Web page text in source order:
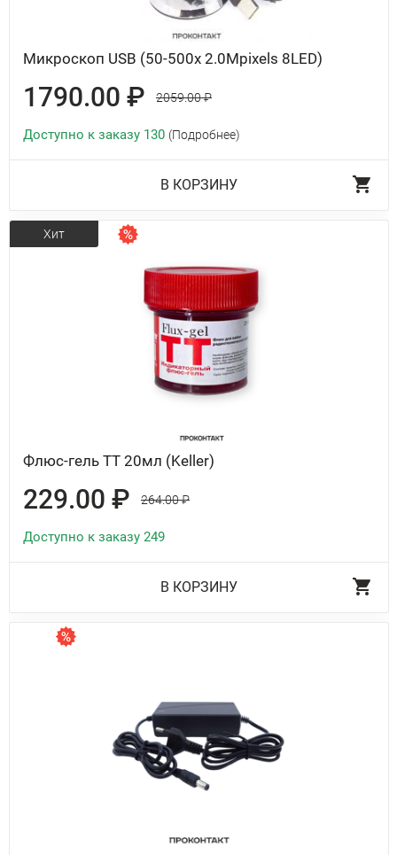
Микроскоп USB (50-500х 2.0Mpixels 8LED)
1790.00 ₽ 2059.00 ₽
Доступно к заказу 130 (Подробнее)
В КОРЗИНУ
Флюс-гель ТТ 20мл (Keller)
229.00 ₽ 264.00 ₽
Хит
Доступно к заказу 249
В КОРЗИНУ